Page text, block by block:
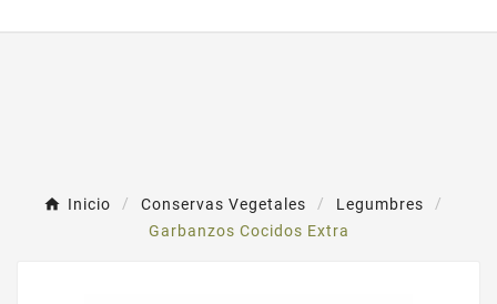
Inicio Conservas Vegetales
Legumbres
Garbanzos Cocidos Extra